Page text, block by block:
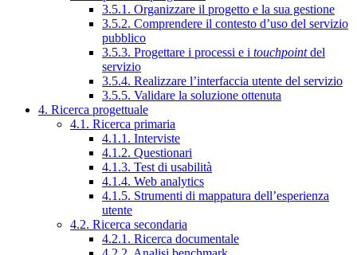
3.5.1. Organizzare il progetto e la sua gestione
3.5.2. Comprendere il contesto d’uso del servizio
pubblico
3.5.3. Progettare i processi e i touchpointdel
servizio
3.5.4. Realizzare l’interfaccia utente del servizio
3.5.5. Validare la soluzione ottenuta
4. Ricerca progettuale
4.1. Ricerca primaria
4.1.1. Interviste
4.1.2. Questionari
4.1.3. Test di usabilità
4.1.4. Web analytics
4.1.5. Strumenti di mappatura dell’esperienza
utente
4.2. Ricerca secondaria
4.2.1. Ricerca documentale